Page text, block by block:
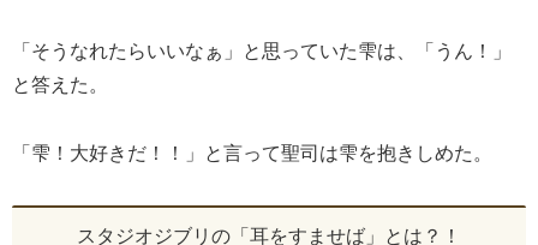
「そうなれたらいいなぁ」と思っていた雫は、「うん！」
と答えた。
「雫！大好きだ！！」と言って聖司は雫を抱きしめた。
スタジオジブリの「耳をすませば」とは？！